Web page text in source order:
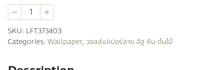
วอ
ลล์
เปเปอร์
อิฐ
หิน
quantity
SKU: LFT373403
Categories: Wallpaper, วอลล์เปเปอร์ลาย อิฐ หิน ต้นไม้